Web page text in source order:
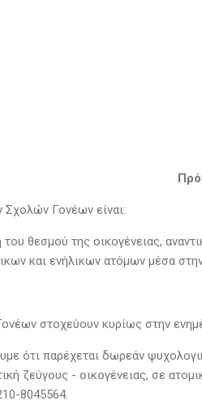
Γονέων είναι:
του θεσμού της οικογένειας,
και ενήλικων ατόμων μέσα
στοχεύουν κυρίως στην
ότι παρέχεται δωρεάν
ζεύγους - οικογένειας, σε
8045564.